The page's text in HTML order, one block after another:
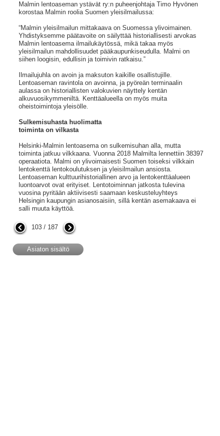
Malmin lentoaseman ystävät ry:n puheenjohtaja Timo Hyvönen
korostaa Malmin roolia Suomen yleisilmailussa:
“Malmin yleisilmailun mittakaava on Suomessa ylivoimainen.
Yhdistyksemme päätavoite on säilyttää historiallisesti arvokas
Malmin lentoasema ilmailukäytössä, mikä takaa myös
yleisilmailun mahdollisuudet pääkaupunkiseudulla. Malmi on
siihen loogisin, edullisin ja toimivin ratkaisu.”
Ilmailujuhla on avoin ja maksuton kaikille osallistujille.
Lentoaseman ravintola on avoinna, ja pyöreän terminaalin
aulassa on historiallisten valokuvien näyttely kentän
alkuvuosikymmeniltä. Kenttäalueella on myös muita
oheistoimintoja yleisölle.
Sulkemisuhasta huolimatta
toiminta on vilkasta
Helsinki-Malmin lentoasema on sulkemisuhan alla, mutta
toiminta jatkuu vilkkaana. Vuonna 2018 Malmilta lennettiin 38397
operaatiota. Malmi on ylivoimaisesti Suomen toiseksi vilkkain
lentokenttä lentokoulutuksen ja yleisilmailun ansiosta.
Lentoaseman kulttuurihistoriallinen arvo ja lentokenttäalueen
luontoarvot ovat erityiset. Lentotoiminnan jatkosta tulevina
vuosina pyritään aktiivisesti saamaan keskusteluyhteys
Helsingin kaupungin asianosaisiin, sillä kentän asemakaava ei
salli muuta käyttöä.
103 / 187
Asiaton sisältö